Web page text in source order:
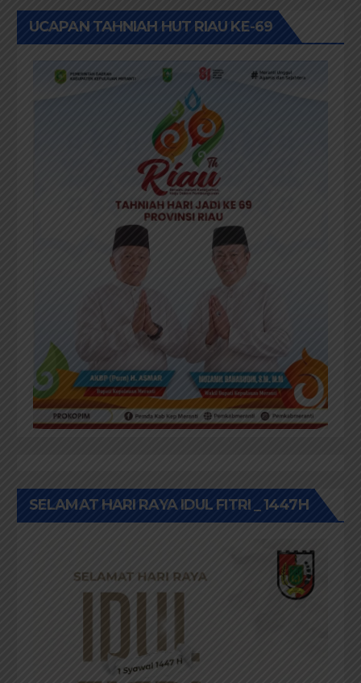
UCAPAN TAHNIAH HUT RIAU KE-69
SELAMAT HARI RAYA IDUL FITRI _ 1447H